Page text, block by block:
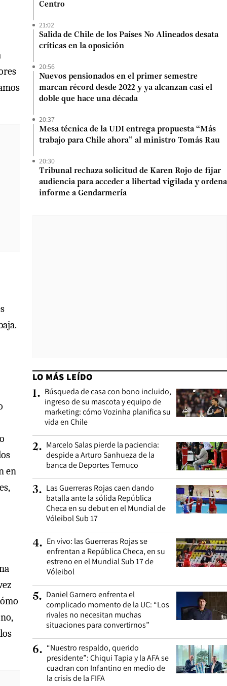
en
Centro
21:02
Salida de Chile de los Países No Alineados desata
críticas en la oposición
20:56
Nuevos pensionados en el primer semestre
marcan récord desde 2022 y ya alcanzan casi el
doble que hace una década
20:37
Mesa técnica de la UDI entrega propuesta “Más
trabajo para Chile ahora” al ministro Tomás Rau
20:30
Tribunal rechaza solicitud de Karen Rojo de fijar
audiencia para acceder a libertad vigilada y ordena
informe a Gendarmería
LO MÁS LEÍDO
1. Búsqueda de casa con bono incluido,
ingreso de su mascota y equipo de
marketing: cómo Vozinha planifica su
vida en Chile
2. Marcelo Salas pierde la paciencia:
despide a Arturo Sanhueza de la
banca de Deportes Temuco
3. Las Guerreras Rojas caen dando
batalla ante la sólida República
Checa en su debut en el Mundial de
Vóleibol Sub 17
4. En vivo: las Guerreras Rojas se
enfrentan a República Checa, en su
estreno en el Mundial Sub 17 de
Vóleibol
5. Daniel Garnero enfrenta el
complicado momento de la UC: “Los
rivales no necesitan muchas
situaciones para convertirnos”
6. “Nuestro respaldo, querido
presidente”: Chiqui Tapia y la AFA se
cuadran con Infantino en medio de
la crisis de la FIFA